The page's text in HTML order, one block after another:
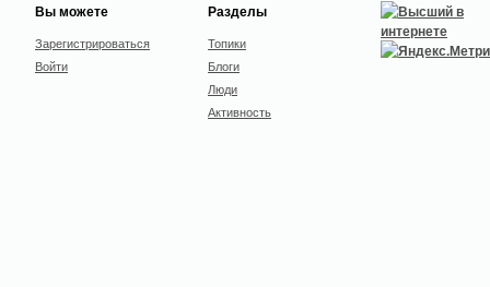
Вы можете
Зарегистрироваться
Войти
Разделы
Топики
Блоги
Люди
Активность